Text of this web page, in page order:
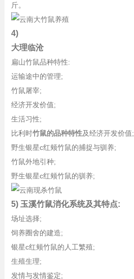
斤。
4)
大理临沧
扁山竹鼠品种特性:
运输途中的管理;
竹鼠屠宰;
经济开发价值;
生活习性;
比利时竹鼠的品种特性及经济开发价值;
野生银星c红颊竹鼠的捕捉与驯养;
竹鼠外地引种;
野生银星c红颊竹鼠的驯养;
5) 玉溪竹鼠消化系统及其特点:
场址选择;
饲养圈舍的建造;
银星c红颊竹鼠的人工繁殖;
生殖生理;
发情与发情鉴定;